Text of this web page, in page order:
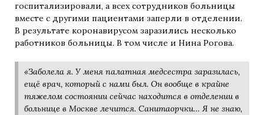
госпитализировали, а всех сотрудников больницы
вместе с другими пациентами заперли в отделении.
В результате коронавирусом заразились несколько
работников больницы. В том числе и Нина Рогова.
«Заболела я. У меня палатная медсестра заразилась,
ещё врач, который с нами был. Он вообще в крайне
тяжелом состоянии сейчас находится в отделении в
больнице в Москве лечится. Санитаорчки… Я не знаю,